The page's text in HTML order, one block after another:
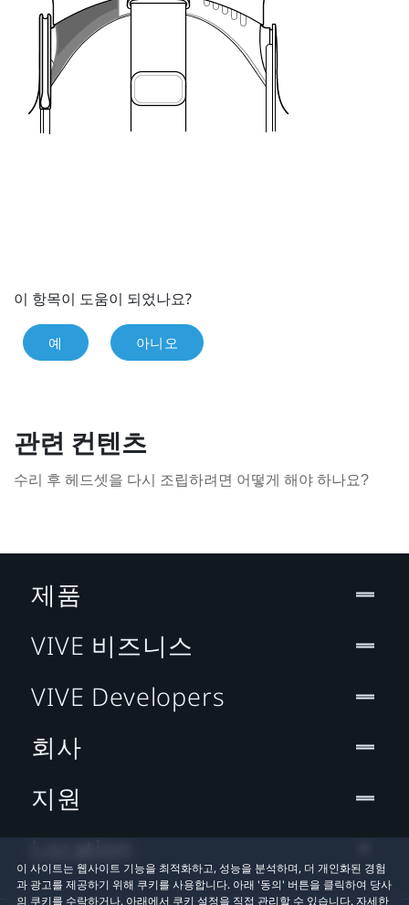
이 항목이 도움이 되었나요?
예 아니오
관련 컨텐츠
수리 후 헤드셋을 다시 조립하려면 어떻게 해야 하나요?
이 사이트는 웹사이트 기능을 최적화하고, 성능을 분석하며, 더 개인화된 경험
과 광고를 제공하기 위해 쿠키를 사용합니다. 아래 '동의' 버튼을 클릭하여 당사
의 쿠키를 수락하거나, 아래에서 쿠키 설정을 직접 관리할 수 있습니다. 자세한
제품
VIVE 비즈니스
VIVE Developers
회사
지원
Location